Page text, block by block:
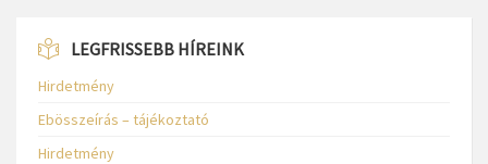
LEGFRISSEBB HÍREINK
Hirdetmény
Ebösszeírás – tájékoztató
Hirdetmény